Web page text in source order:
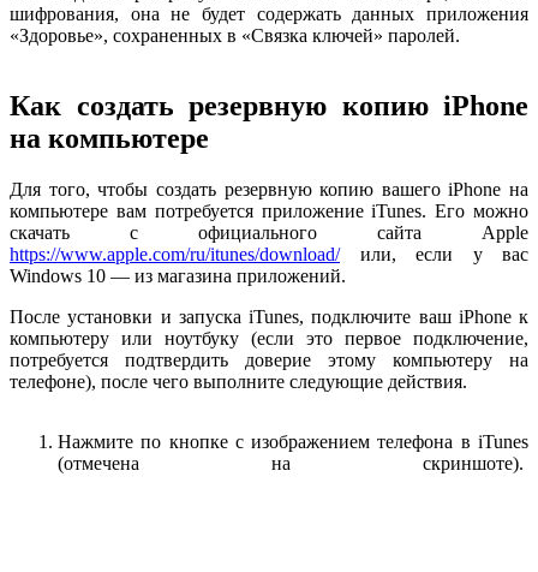
шифрования, она не будет содержать данных приложения
«Здоровье», сохраненных в «Связка ключей» паролей.
Как создать резервную копию iPhone
на компьютере
Для того, чтобы создать резервную копию вашего iPhone на
компьютере вам потребуется приложение iTunes. Его можно
скачать с официального сайта Apple
https://www.apple.com/ru/itunes/download/или, если у вас
Windows 10 — из магазина приложений.
После установки и запуска iTunes, подключите ваш iPhone к
компьютеру или ноутбуку (если это первое подключение,
потребуется подтвердить доверие этому компьютеру на
телефоне), после чего выполните следующие действия.
Нажмите по кнопке с изображением телефона в iTunes
(отмечена на скриншоте).